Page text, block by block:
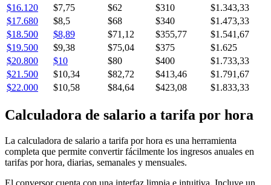
$16.120
$7,75 $62 $310
$1.343,33
$17.680
$8,5 $68 $340
$1.473,33
$18.500
$8,89 $71,12 $355,77
$1.541,67
$19.500
$9,38 $75,04 $375
$1.625
$20.800
$10 $80 $400
$1.733,33
$21.500
$10,34 $82,72 $413,46
$1.791,67
$22.000
$10,58 $84,64 $423,08 $1.833,33
Calculadora de salario a tarifa por hora
La calculadora de salario a tarifa por hora es una herramienta
completa que permite convertir fácilmente los ingresos anuales en
tarifas por hora, diarias, semanales y mensuales.
El conversor cuenta con una interfaz limpia e intuitiva. Incluye un